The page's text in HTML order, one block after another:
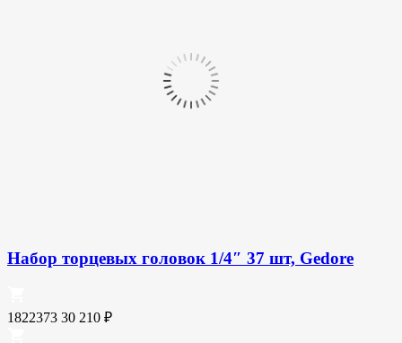
Набор торцевых головок 1/4″ 37 шт, Gedore
1822373 30 210 ₽